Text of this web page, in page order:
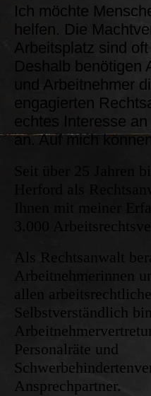
Ich möchte
helfen. Die
Arbeitsplatz sind
Deshalb
und Arbeitnehmer
engagierten
echtes Interesse
an. Auf mich
Seit über 25 Jahren
Herford als
Ihnen mit meiner
3.000
Als Rechtsanwalt
Arbeitnehmerinnen
allen
Selbstverständlich
Personalräte und
Ansprechpartner.